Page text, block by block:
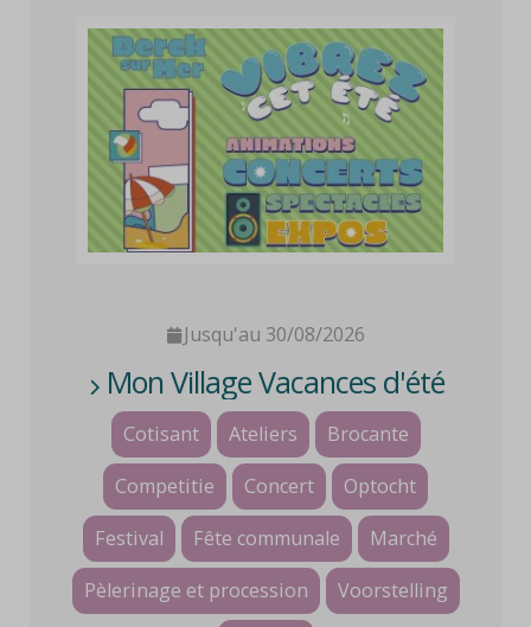
Jusqu'au 30/08/2026
Mon Village Vacances d'été
Cotisant Ateliers
Brocante
Competitie
Concert
Optocht
Festival
Fête communale
Marché
Pèlerinage et procession
Voorstelling